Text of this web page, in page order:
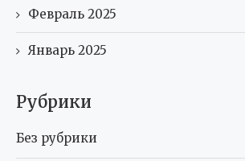
Февраль 2025
Январь 2025
Рубрики
Без рубрики